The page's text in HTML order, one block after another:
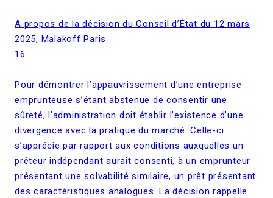
A propos de la décision du Conseil d’État du 12 mars
2025, Malakoff Paris
16 :
Pour démontrer l’appauvrissement d’une entreprise
emprunteuse s’étant abstenue de consentir une
sûreté, l’administration doit établir l’existence d’une
divergence avec la pratique du marché. Celle-ci
s’apprécie par rapport aux conditions auxquelles un
prêteur indépendant aurait consenti, à un emprunteur
présentant une solvabilité similaire, un prêt présentant
des caractéristiques analogues. La décision rappelle